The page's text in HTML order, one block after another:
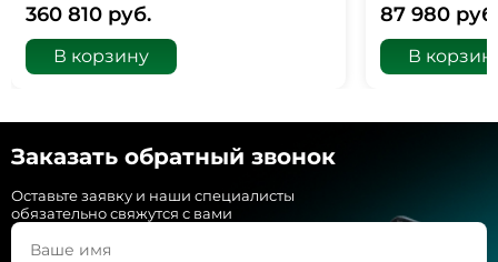
360 810 руб.
В корзину
87 980 руб.
В
Заказать обратный звонок
Оставьте заявку и наши специалисты
обязательно свяжутся с вами